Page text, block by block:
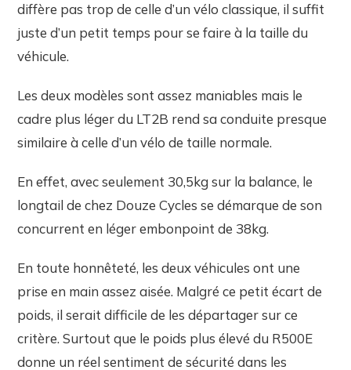
diffère pas trop de celle d’un vélo classique, il suffit
juste d’un petit temps pour se faire à la taille du
véhicule.
Les deux modèles sont assez maniables mais le
cadre plus léger du LT2B rend sa conduite presque
similaire à celle d’un vélo de taille normale.
En effet, avec seulement 30,5kg sur la balance, le
longtail de chez Douze Cycles se démarque de son
concurrent en léger embonpoint de 38kg.
En toute honnêteté, les deux véhicules ont une
prise en main assez aisée. Malgré ce petit écart de
poids, il serait difficile de les départager sur ce
critère. Surtout que le poids plus élevé du R500E
donne un réel sentiment de sécurité dans les